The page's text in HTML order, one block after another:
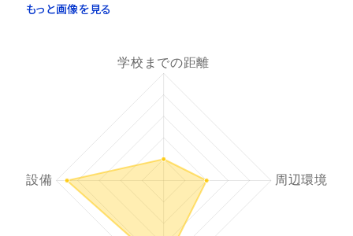
もっと画像を見る